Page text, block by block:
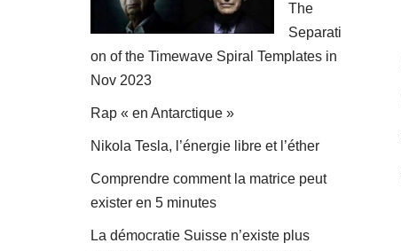
The
Separati
on of the Timewave Spiral Templates in
Nov 2023
Rap « en Antarctique »
Nikola Tesla, l’énergie libre et l’éther
Comprendre comment la matrice peut
exister en 5 minutes
La démocratie Suisse n’existe plus